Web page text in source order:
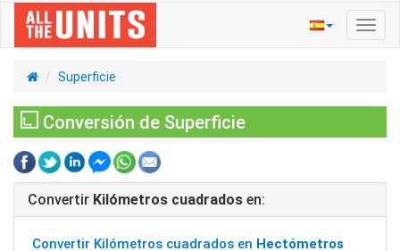
Superficie
Conversión de Superficie
Convertir Kilómetros cuadrados en:
Convertir Kilómetros cuadrados en Hectómetros